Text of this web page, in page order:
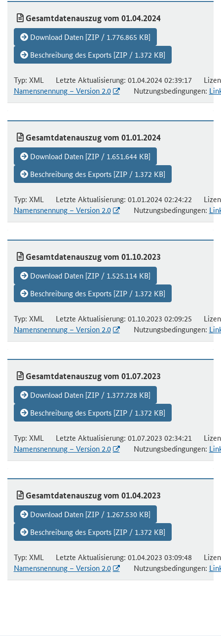
Gesamtdatenauszug vom 01.04.2024
Download Daten [ZIP / 1.776.865 KB]
Beschreibung des Exports [ZIP / 1.372 KB]
Typ: XML Letzte Aktualisierung: 01.04.2024 02:39:17
Namensnennung – Version 2.0
Nutzungsbedingungen:
Gesamtdatenauszug vom 01.01.2024
Download Daten [ZIP / 1.651.644 KB]
Beschreibung des Exports [ZIP / 1.372 KB]
Typ: XML Letzte Aktualisierung: 01.01.2024 02:24:22
Namensnennung – Version 2.0
Nutzungsbedingungen:
Gesamtdatenauszug vom 01.10.2023
Download Daten [ZIP / 1.525.114 KB]
Beschreibung des Exports [ZIP / 1.372 KB]
Typ: XML Letzte Aktualisierung: 01.10.2023 02:09:25
Namensnennung – Version 2.0
Nutzungsbedingungen:
Gesamtdatenauszug vom 01.07.2023
Download Daten [ZIP / 1.377.728 KB]
Beschreibung des Exports [ZIP / 1.372 KB]
Typ: XML Letzte Aktualisierung: 01.07.2023 02:34:21
Namensnennung – Version 2.0
Nutzungsbedingungen:
Gesamtdatenauszug vom 01.04.2023
Download Daten [ZIP / 1.267.530 KB]
Beschreibung des Exports [ZIP / 1.372 KB]
Typ: XML Letzte Aktualisierung: 01.04.2023 03:09:48
Namensnennung – Version 2.0
Nutzungsbedingungen: